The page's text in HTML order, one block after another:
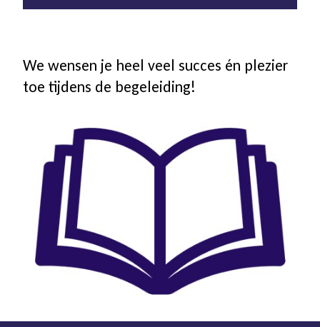
Voor de zorg | bedrijven
Voor coaches in opleiding
We wensen je heel veel succes én plezier
toe tijdens de begeleiding!